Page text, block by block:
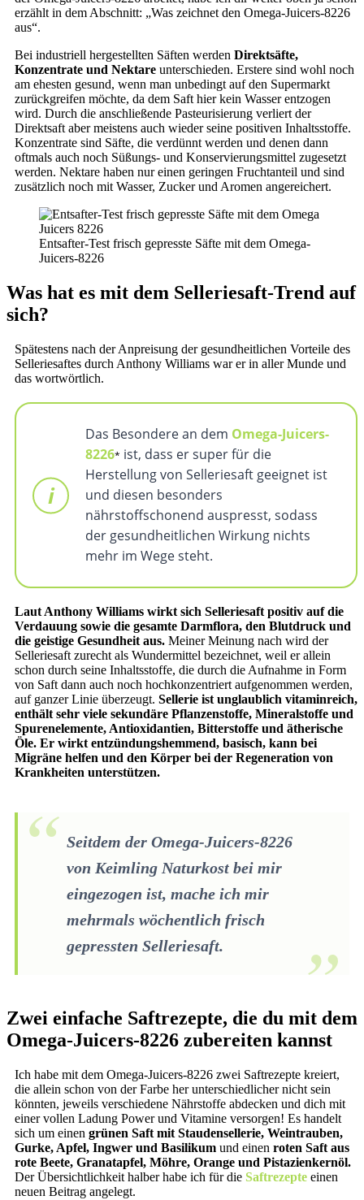
erzählt in dem Abschnitt: „Was zeichnet den Omega-Juicers-8226
aus“.
Bei industriell hergestellten Säften werden Direktsäfte,
Konzentrate und Nektare unterschieden. Erstere sind wohl noch
am ehesten gesund, wenn man unbedingt auf den Supermarkt
zurückgreifen möchte, da dem Saft hier kein Wasser entzogen
wird. Durch die anschließende Pasteurisierung verliert der
Direktsaft aber meistens auch wieder seine positiven Inhaltsstoffe.
Konzentrate sind Säfte, die verdünnt werden und denen dann
oftmals auch noch Süßungs- und Konservierungsmittel zugesetzt
werden. Nektare haben nur einen geringen Fruchtanteil und sind
zusätzlich noch mit Wasser, Zucker und Aromen angereichert.
Entsafter-Test frisch gepresste Säfte mit dem Omega-
Juicers-8226
Was hat es mit dem Selleriesaft-Trend auf
sich?
Spätestens nach der Anpreisung der gesundheitlichen Vorteile des
Selleriesaftes durch Anthony Williams war er in aller Munde und
das wortwörtlich.
Das Besondere an dem Omega-Juicers-
8226 ist, dass er super für die
Herstellung von Selleriesaft geeignet ist
und diesen besonders
nährstoffschonend auspresst, sodass
der gesundheitlichen Wirkung nichts
mehr im Wege steht.
Laut Anthony Williams wirkt sich Selleriesaft positiv auf die
Verdauung sowie die gesamte Darmflora, den Blutdruck und
die geistige Gesundheit aus. Meiner Meinung nach wird der
Selleriesaft zurecht als Wundermittel bezeichnet, weil er allein
schon durch seine Inhaltsstoffe, die durch die Aufnahme in Form
von Saft dann auch noch hochkonzentriert aufgenommen werden,
auf ganzer Linie überzeugt. Sellerie ist unglaublich vitaminreich,
enthält sehr viele sekundäre Pflanzenstoffe, Mineralstoffe und
Spurenelemente, Antioxidantien, Bitterstoffe und ätherische
Öle. Er wirkt entzündungshemmend, basisch, kann bei
Migräne helfen und den Körper bei der Regeneration von
Krankheiten unterstützen.
Seitdem der Omega-Juicers-8226
von Keimling Naturkost bei mir
eingezogen ist, mache ich mir
mehrmals wöchentlich frisch
gepressten Selleriesaft.
Zwei einfache Saftrezepte, die du mit dem
Omega-Juicers-8226 zubereiten kannst
Ich habe mit dem Omega-Juicers-8226 zwei Saftrezepte kreiert,
die allein schon von der Farbe her unterschiedlicher nicht sein
könnten, jeweils verschiedene Nährstoffe abdecken und dich mit
einer vollen Ladung Power und Vitamine versorgen! Es handelt
sich um einen grünen Saft mit Staudensellerie, Weintrauben,
Gurke, Apfel, Ingwer und Basilikum und einen roten Saft aus
rote Beete, Granatapfel, Möhre, Orange und Pistazienkernöl.
Der Übersichtlichkeit halber habe ich für die Saftrezepte einen
neuen Beitrag angelegt.